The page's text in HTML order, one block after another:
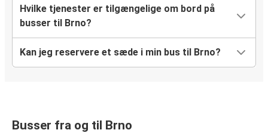
Hvilke tjenester er tilgængelige om bord på
busser til Brno?
Kan jeg reservere et sæde i min bus til Brno?
Busser fra og til Brno